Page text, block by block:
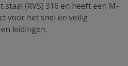
(RVS) 316 en heeft een M-
voor het snel en veilig
leidingen.